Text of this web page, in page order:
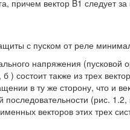
причем вектор B1 следует
с пуском от реле
напряжения
состоит также из трех
в ту же сторону, что и
(рис. 1.2,
векторов этих трех